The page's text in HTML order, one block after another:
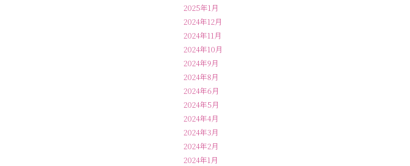
2025年1月
2024年12月
2024年11月
2024年10月
2024年9月
2024年8月
2024年6月
2024年5月
2024年4月
2024年3月
2024年2月
2024年1月